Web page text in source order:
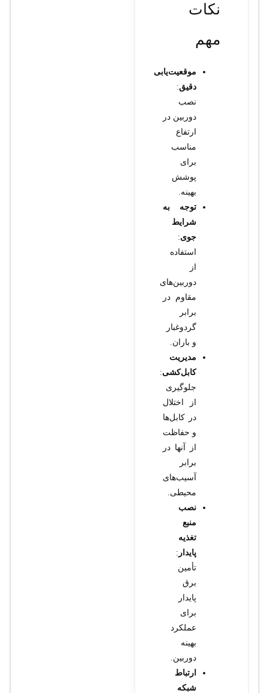
نکات
مهم
موقعیت‌یابی
دقیق:
نصب
دوربین در
ارتفاع
مناسب
برای
پوشش
بهینه.
توجه به
شرایط
جوی:
استفاده
از
دوربین‌های
مقاوم در
برابر
گردوغبار
و باران.
مدیریت
کابل‌کشی:
جلوگیری
از اختلال
در کابل‌ها
و حفاظت
از آنها در
برابر
آسیب‌های
محیطی.
نصب
منبع
تغذیه
پایدار :
تأمین
برق
پایدار
برای
عملکرد
بهینه
دوربین.
ارتباط
شبکه